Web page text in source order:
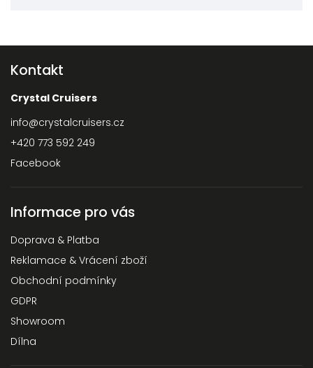
Kontakt
Crystal Cruisers
info@crystalcruisers.cz
+420 773 592 249
Facebook
Informace pro vás
Doprava & Platba
Reklamace & Vrácení zboží
Obchodní podmínky
GDPR
Showroom
Dílna